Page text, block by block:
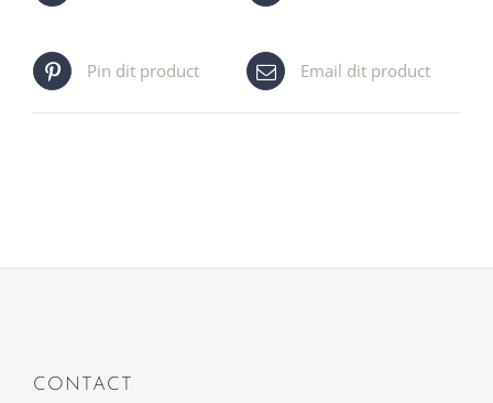
Pin dit product Email dit product
CONTACT